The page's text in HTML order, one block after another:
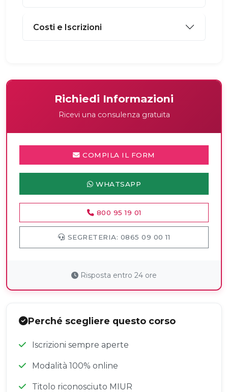
Costi e Iscrizioni
Richiedi Informazioni
Ricevi una consulenza gratuita
COMPILA IL FORM
WHATSAPP
800 95 19 01
SEGRETERIA: 0865 09 00 11
Risposta entro 24 ore
Perché scegliere questo corso
Iscrizioni sempre aperte
Modalità 100% online
Titolo riconosciuto MIUR